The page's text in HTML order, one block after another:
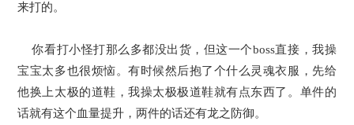
来打的。
你看打小怪打那么多都没出货，但这一个boss直接，我操
宝宝太多也很烦恼。有时候然后抱了个什么灵魂衣服，先给
他换上太极的道鞋，我操太极极道鞋就有点东西了。单件的
话就有这个血量提升，两件的话还有龙之防御。